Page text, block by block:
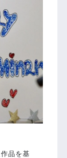
品を基